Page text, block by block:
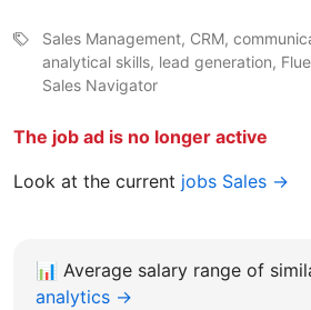
Sales Management, CRM,
analytical skills, lead generation,
Sales Navigator
The job ad is no longer active
Look at the current jobs Sales →
📊 Average salary range of
analytics →